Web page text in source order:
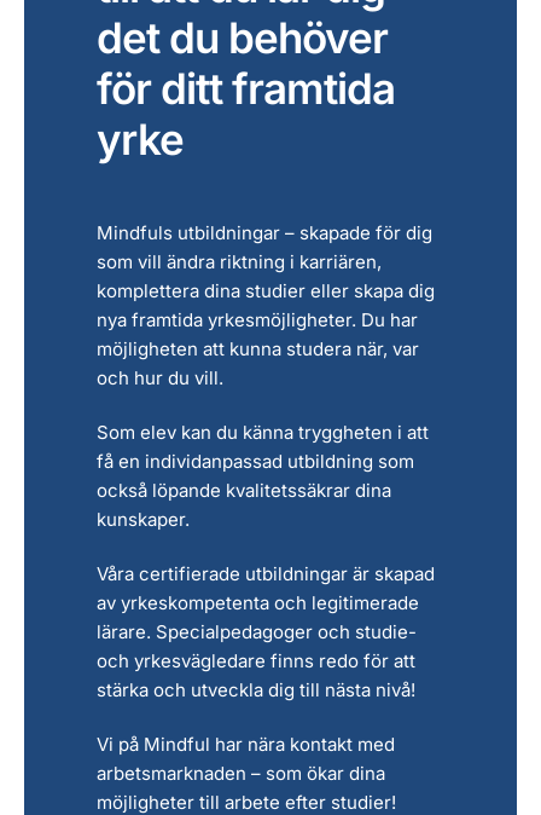
det du behöver
för ditt framtida
yrke
Mindfuls utbildningar – skapade för dig
som vill ändra riktning i karriären,
komplettera dina studier eller skapa dig
nya framtida yrkesmöjligheter. Du har
möjligheten att kunna studera när, var
och hur du vill.
Som elev kan du känna tryggheten i att
få en individanpassad utbildning som
också löpande kvalitetssäkrar dina
kunskaper.
Våra certifierade utbildningar är skapad
av yrkeskompetenta och legitimerade
lärare. Specialpedagoger och studie-
och yrkesvägledare finns redo för att
stärka och utveckla dig till nästa nivå!
Vi på Mindful har nära kontakt med
arbetsmarknaden – som ökar dina
möjligheter till arbete efter studier!